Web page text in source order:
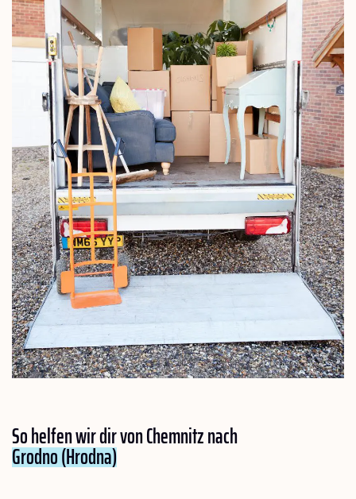
So helfen wir dir von Chemnitz nach
Grodno (Hrodna)